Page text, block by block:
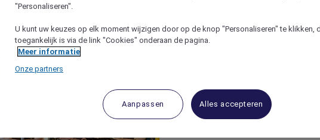
"Personaliseren".
U kunt uw keuzes op elk moment wijzigen door op de knop "Personaliseren" te klikken,
toegankelijk is via de link "Cookies" onderaan de pagina.
Meer informatie
Onze partners
Aanpassen Alles accepteren